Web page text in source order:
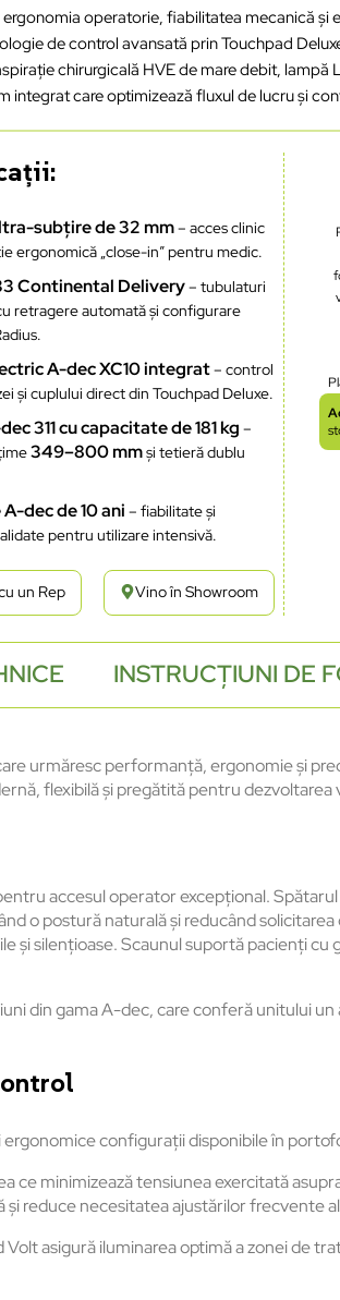
operatorie, fiabilitatea mecanică și
de control avansată prin Touchpad
chirurgicală HVE de mare debit,
integrat care optimizează fluxul de lucru și
subțire de 32 mm– acces clinic
ergonomică „close-in” pentru medic.
Continental Delivery– tubulaturi
retragere automată și configurare
A-dec XC10 integrat– control
și cuplului direct din Touchpad Deluxe.
311 cu capacitate de 181 kg –
349–800 mmși tetieră dublu
dec de 10 ani – fiabilitate și
pentru utilizare intensivă.
un Rep Vino în Showroom
INSTRUCȚIUNI DE
urmăresc performanță, ergonomie și
flexibilă și pregătită pentru dezvoltarea
accesul operator excepțional.
o postură naturală și reducând
și silențioase. Scaunul suportă pacienți cu
din gama A-dec, care conferă unitului un
ergonomice configurații disponibile în
minimizează tensiunea exercitată
reduce necesitatea ajustărilor frecvente
asigură iluminarea optimă a zonei de